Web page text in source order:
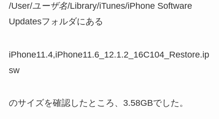
/User/ユーザ名/Library/iTunes/iPhone Software
Updatesフォルダにある
iPhone11.4,iPhone11.6_12.1.2_16C104_Restore.ip
sw
のサイズを確認したところ、3.58GBでした。